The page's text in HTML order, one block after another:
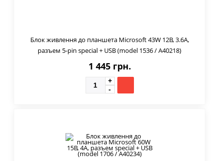
Блок живлення до планшета Microsoft 43W 12В, 3.6А,
разъем 5-pin special + USB (model 1536 / A40218)
1 445 грн.